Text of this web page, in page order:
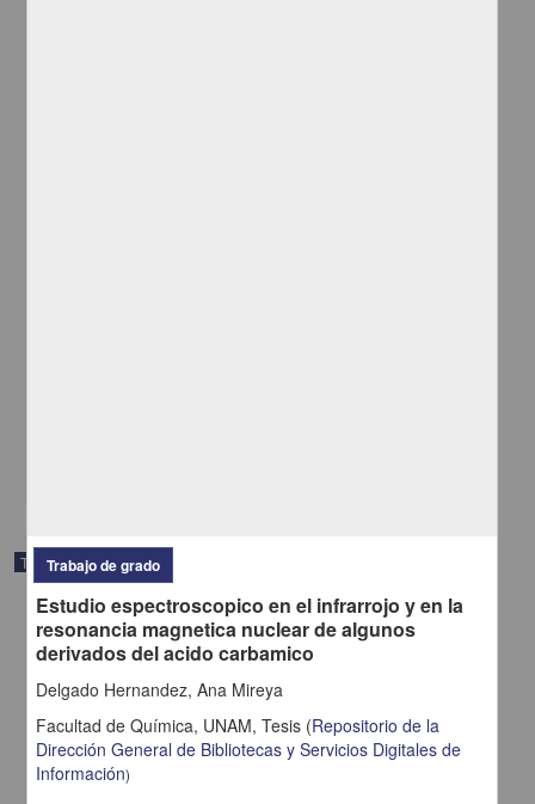
Trabajo de grado
Trabajo de grado
Estudio espectroscopico en el infrarrojo y en la
resonancia magnetica nuclear de algunos
derivados del acido carbamico
Delgado Hernandez, Ana Mireya
Facultad de Química, UNAM, Tesis (Repositorio de la
Dirección General de Bibliotecas y Servicios Digitales de
Información)